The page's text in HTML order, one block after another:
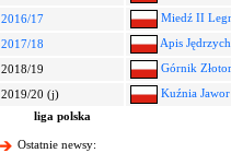
2016/17
Miedź II
2017/18
Apis
2018/19
Górnik
2019/20 (j)
Kuźnia Jawor
liga polska
Ostatnie newsy: